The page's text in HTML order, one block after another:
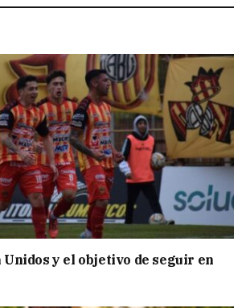
Unidos y el objetivo de seguir en